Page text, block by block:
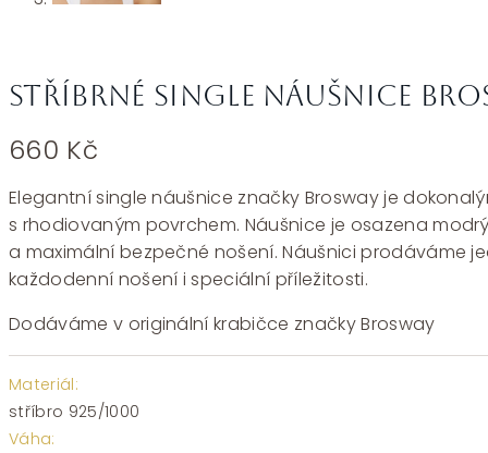
Stříbrné single náušnice
660 Kč
Elegantní single náušnice značky Brosway je
s rhodiovaným povrchem. Náušnice je osazena
a maximální bezpečné nošení. Náušnici prodáváme
každodenní nošení i speciální příležitosti.
Dodáváme v originální krabičce značky Brosway
Materiál:
stříbro 925/1000
Váha: